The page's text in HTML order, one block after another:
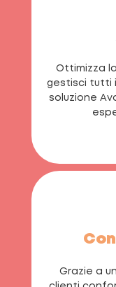
Ottimizza
gestisci tutti
soluzione
Grazie a